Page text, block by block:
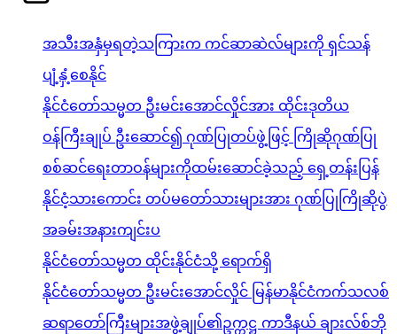
အသီးအနှံမှရတဲ့သကြားက ကင်ဆာဆဲလ်များကို ရှင်သန်
ပျံ့နှံ့စေနိုင်
နိုင်ငံတော်သမ္မတ ဦးမင်းအောင်လှိုင်အား ထိုင်းဒုတိယ
ဝန်ကြီးချုပ် ဦးဆောင်၍ ဂုဏ်ပြုတပ်ဖွဲ့ဖြင့် ကြိုဆိုဂုဏ်ပြု
စစ်ဆင်ရေးတာဝန်များကိုထမ်းဆောင်ခဲ့သည့် ရှေ့တန်းပြန်
နိုင်ငံ့သားကောင်း တပ်မတော်သားများအား ဂုဏ်ပြုကြိုဆိုပွဲ
အခမ်းအနားကျင်းပ
နိုင်ငံတော်သမ္မတ ထိုင်းနိုင်ငံသို့ ရောက်ရှိ
နိုင်ငံတော်သမ္မတ ဦးမင်းအောင်လှိုင် မြန်မာနိုင်ငံကက်သလစ်
ဆရာတော်ကြီးများအဖွဲ့ချုပ်၏ဥက္ကဋ္ဌ ကာဒီနယ် ချားလ်စ်ဘို